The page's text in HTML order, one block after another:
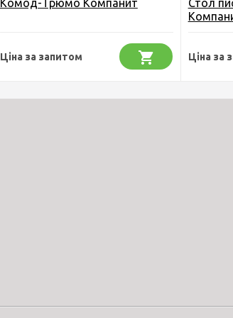
Комод-Трюмо Компанит
Ціна за запитом
Стол
Ціна за